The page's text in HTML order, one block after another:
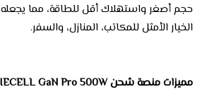
حجم أصغر واستهلاك أقل للطاقة، مما يجعله
الخيار الأمثل للمكاتب، المنازل، والسفر.
مميزات منصة شحن PIECELL GaN Pro 500W :